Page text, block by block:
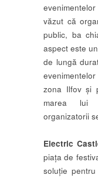
văzut că
public, ba
aspect este
de lungă
zona Ilfov și
marea lui
organizatorii
Electric
piața de
soluție